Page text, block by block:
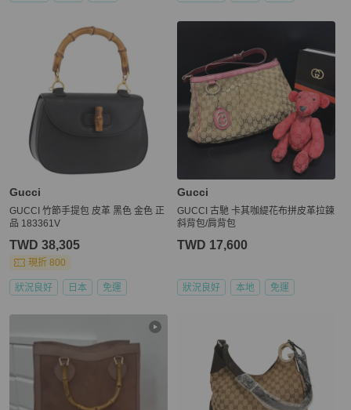
Gucci
GUCCI 竹節手提包 皮革 黑色 金色 正
品 183361V
TWD 38,305
現折 800
狀況良好 日本 免運
Gucci
GUCCI 古馳 卡其咖緹花布拼皮革拉鍊
斜背包/肩背包
TWD 17,600
狀況良好 本地 免運